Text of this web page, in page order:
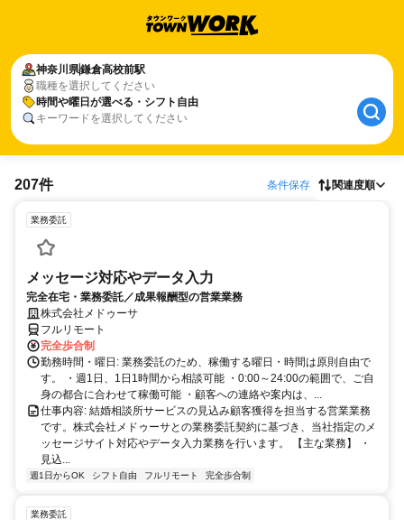
神奈川県鎌倉高校前駅
職種を選択してください
時間や曜日が選べる・シフト自由
キーワードを選択してください
207件 条件保存 関連度順
業務委託
メッセージ対応やデータ入力
完全在宅・業務委託／成果報酬型の営業業務
株式会社メドゥーサ
フルリモート
完全歩合制
勤務時間・曜日: 業務委託のため、稼働する曜日・時間は原則自由で
す。 ・週1日、1日1時間から相談可能 ・0:00～24:00の範囲で、ご自
身の都合に合わせて稼働可能 ・顧客への連絡や案内は、...
仕事内容: 結婚相談所サービスの見込み顧客獲得を担当する営業業務
です。株式会社メドゥーサとの業務委託契約に基づき、当社指定のメ
ッセージサイト対応やデータ入力業務を行います。 【主な業務】 ・
見込...
週1日からOK シフト自由 フルリモート 完全歩合制
業務委託